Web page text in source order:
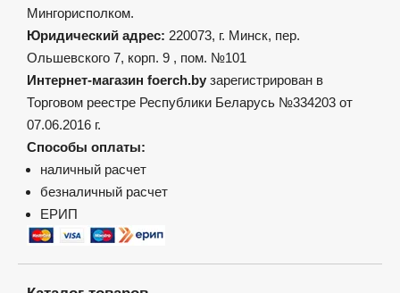
Мингорисполком.
Юридический адрес: 220073, г. Минск, пер.
Ольшевского 7, корп. 9 , пом. №101
Интернет-магазин foerch.by зарегистрирован в
Торговом реестре Республики Беларусь №334203 от
07.06.2016 г.
Способы оплаты:
наличный расчет
безналичный расчет
ЕРИП